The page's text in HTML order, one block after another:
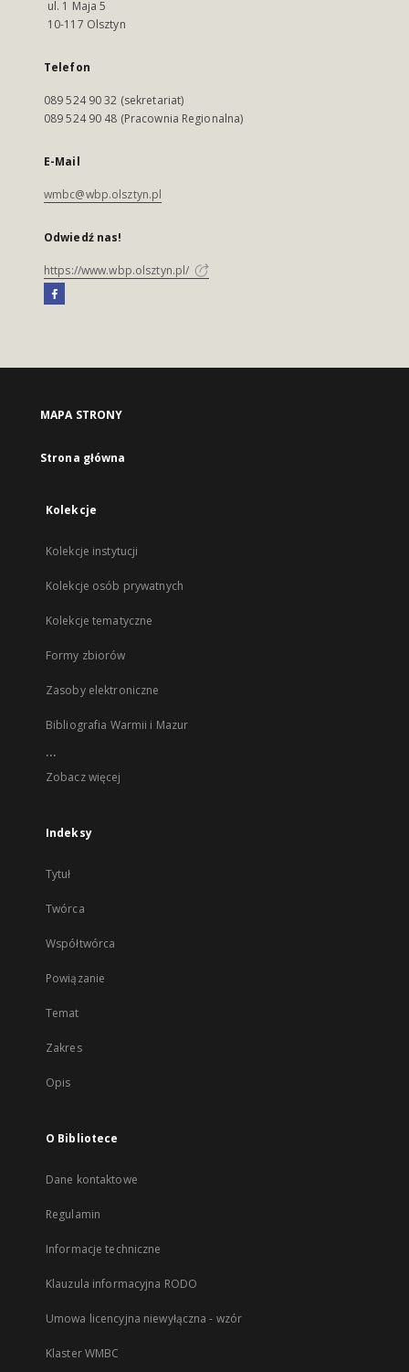
ul. 1 Maja 5
10-117 Olsztyn
Telefon
089 524 90 32 (sekretariat)
089 524 90 48 (Pracownia Regionalna)
E-Mail
wmbc@wbp.olsztyn.pl
Odwiedź nas!
https://www.wbp.olsztyn.pl/
MAPA STRONY
Strona główna
Kolekcje
Kolekcje instytucji
Kolekcje osób prywatnych
Kolekcje tematyczne
Formy zbiorów
Zasoby elektroniczne
Bibliografia Warmii i Mazur
...
Zobacz więcej
Indeksy
Tytuł
Twórca
Współtwórca
Powiązanie
Temat
Zakres
Opis
O Bibliotece
Dane kontaktowe
Regulamin
Informacje techniczne
Klauzula informacyjna RODO
Umowa licencyjna niewyłączna - wzór
Klaster WMBC